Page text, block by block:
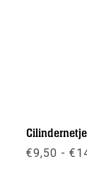
€9,50 - €